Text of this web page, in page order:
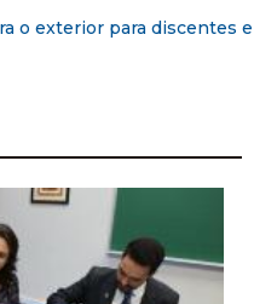
o exterior para discentes e